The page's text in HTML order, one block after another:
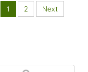
1 2 Next